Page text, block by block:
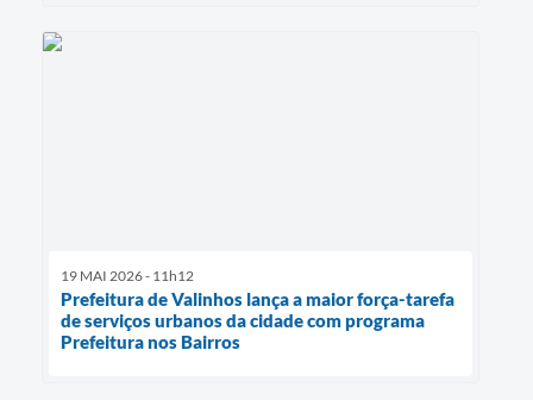
19 MAI 2026 - 11h12
Prefeitura de Valinhos lança a maior força-tarefa
de serviços urbanos da cidade com programa
Prefeitura nos Bairros